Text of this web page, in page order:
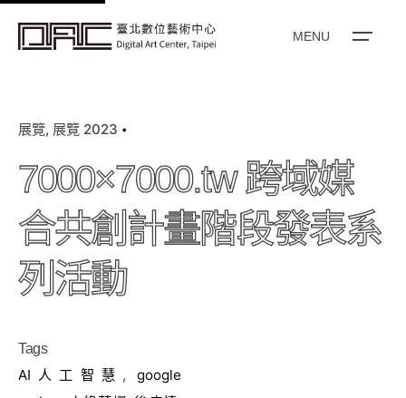
k
c
n
MENU
展覽 展覽 2023
7000×7000.tw 跨域媒
合共創計畫階段發表系
列活動
Tags
AI人工智慧 ,google